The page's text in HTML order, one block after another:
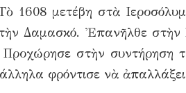
1608 μετέβη στὰ
Δαμασκό. Ἐπανῆλθε στὴν
στὴν συντήρηση
φρόντισε νὰ